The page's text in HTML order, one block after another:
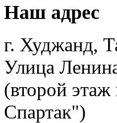
Наш адрес
г. Худжанд,
Улица
(второй
Спартак")